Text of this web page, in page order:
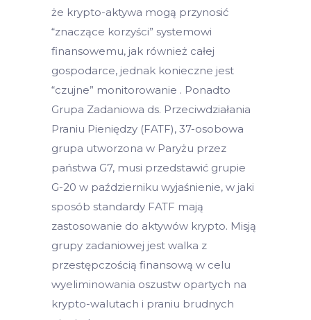
że krypto-aktywa mogą przynosić
“znaczące korzyści” systemowi
finansowemu, jak również całej
gospodarce, jednak konieczne jest
“czujne” monitorowanie . Ponadto
Grupa Zadaniowa ds. Przeciwdziałania
Praniu Pieniędzy (FATF), 37-osobowa
grupa utworzona w Paryżu przez
państwa G7, musi przedstawić grupie
G-20 w październiku wyjaśnienie, w jaki
sposób standardy FATF mają
zastosowanie do aktywów krypto. Misją
grupy zadaniowej jest walka z
przestępczością finansową w celu
wyeliminowania oszustw opartych na
krypto-walutach i praniu brudnych